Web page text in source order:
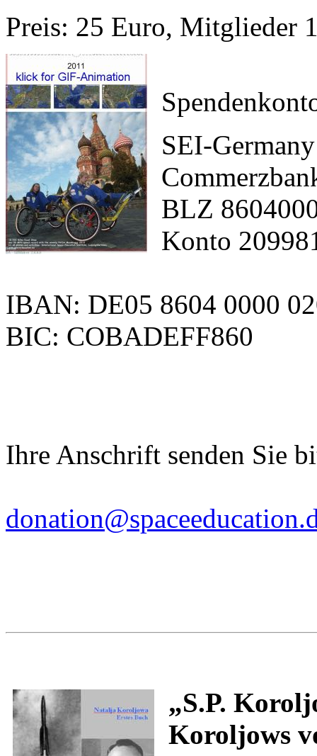
Preis: 25 Euro, Mitglieder
SEI-Germany
BLZ
Konto
IBAN: DE05 8604 0000
BIC: COBADEFF860
Ihre Anschrift senden Sie
„S.P.
Koroljows